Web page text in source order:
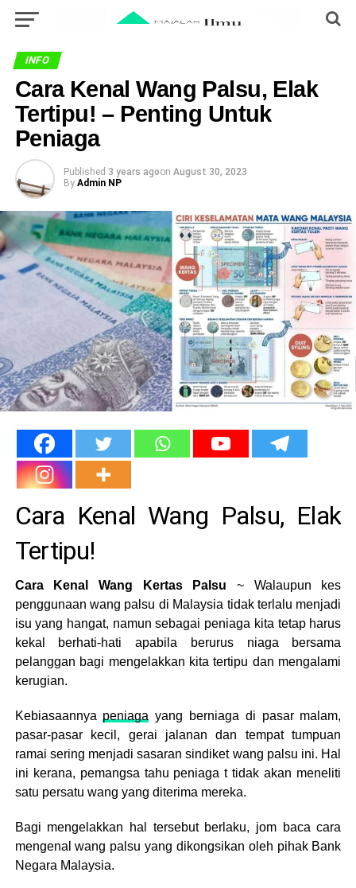
INFO
Cara Kenal Wang Palsu, Elak
Tertipu! – Penting Untuk
Peniaga
Published 3 years agoon August 30, 2023
By Admin NP
Cara Kenal Wang Palsu, Elak
Tertipu!
Cara Kenal Wang Kertas Palsu ~ Walaupun kes
penggunaan wang palsu di Malaysia tidak terlalu menjadi
isu yang hangat, namun sebagai peniaga kita tetap harus
kekal berhati-hati apabila berurus niaga bersama
pelanggan bagi mengelakkan kita tertipu dan mengalami
kerugian.
Kebiasaannya peniaga yang berniaga di pasar malam,
pasar-pasar kecil, gerai jalanan dan tempat tumpuan
ramai sering menjadi sasaran sindiket wang palsu ini. Hal
ini kerana, pemangsa tahu peniaga t tidak akan meneliti
satu persatu wang yang diterima mereka.
Bagi mengelakkan hal tersebut berlaku, jom baca cara
mengenal wang palsu yang dikongsikan oleh pihak Bank
Negara Malaysia.